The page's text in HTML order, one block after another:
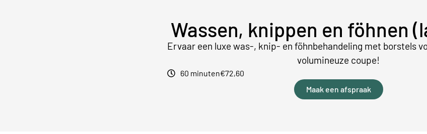
Wassen, knippen en föhnen
Ervaar een luxe was-, knip- en föhnbehandeling met borstels
volumineuze coupe!
60 minuten€72,60
Maak een afspraak